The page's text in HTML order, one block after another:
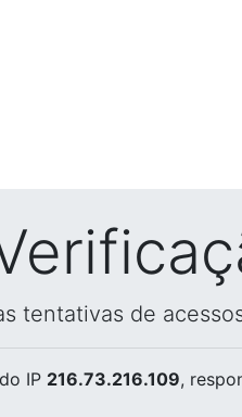
tentativas de
do IP 216.73.216.109,